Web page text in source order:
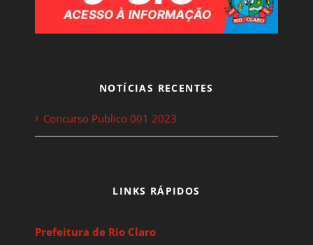
NOTÍCIAS RECENTES
Concurso Publico 001 2023
LINKS RÁPIDOS
Prefeitura de Rio Claro